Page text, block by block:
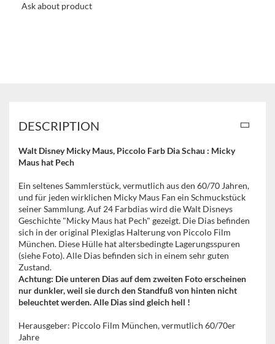
Ask about product
DESCRIPTION
Walt Disney Micky Maus, Piccolo Farb Dia Schau : Micky
Maus hat Pech
Ein seltenes Sammlerstück, vermutlich aus den 60/70 Jahren,
und für jeden wirklichen Micky Maus Fan ein Schmuckstück
seiner Sammlung. Auf 24 Farbdias wird die Walt Disneys
Geschichte "Micky Maus hat Pech" gezeigt. Die Dias befinden
sich in der original Plexiglas Halterung von Piccolo Film
München. Diese Hülle hat altersbedingte Lagerungsspuren
(siehe Foto). Alle Dias befinden sich in einem sehr guten
Zustand.
Achtung: Die unteren Dias auf dem zweiten Foto erscheinen
nur dunkler, weil sie durch den Standfuß von hinten nicht
beleuchtet werden. Alle Dias sind gleich hell !
Herausgeber: Piccolo Film München, vermutlich 60/70er
Jahre